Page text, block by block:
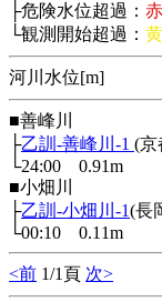
├危険水位超過：
└観測開始超過：
河川水位[m]
■善峰川
├乙訓-善峰川-1 (
└24:00 0.91m
■小畑川
├乙訓-小畑川-1(長
└00:10 0.11m
<前 1/1頁 次>